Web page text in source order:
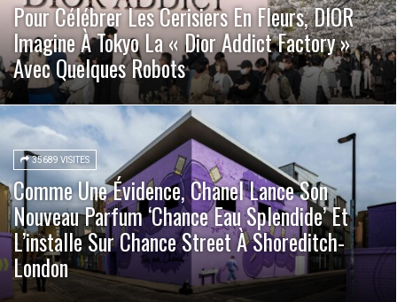
Pour Célébrer Les Cerisiers En Fleurs, DIOR
Imagine À Tokyo La « Dior Addict Factory »
Avec Quelques Robots
35689 VISITES
Comme Une Évidence, Chanel Lance Son
Nouveau Parfum ‘Chance Eau Splendide’ Et
L’installe Sur Chance Street À Shoreditch-
London